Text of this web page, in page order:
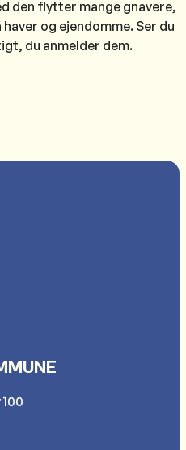
den flytter mange gnavere,
og ejendomme. Ser du
du anmelder dem.